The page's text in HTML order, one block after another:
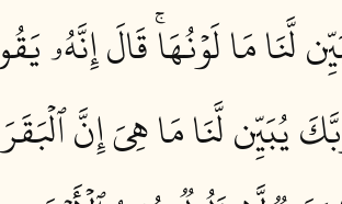
لَّنَا مَا لَوۡنُهَاۚ قَالَ إِنَّهُۥ
يُبَيِّن لَّنَا مَا هِيَ إِنَّ